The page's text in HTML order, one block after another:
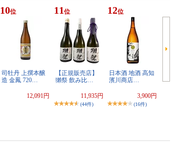
10位
司牡丹 上撰本醸
造 金鳳 720…
12,091円
11 位
【正規販売店】
獺祭 飲み比…
11,935円
(44件)
12位
日本酒 地酒 高知
濱川商店…
3,900円
(16件)